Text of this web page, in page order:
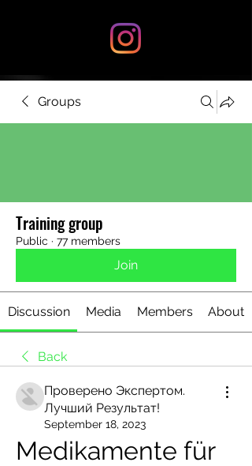
Groups
Training group
Public · 77 members
Join
Discussion Media Members About
Back
Проверено Экспертом.
Лучший Результат!
September 18, 2023
Medikamente für